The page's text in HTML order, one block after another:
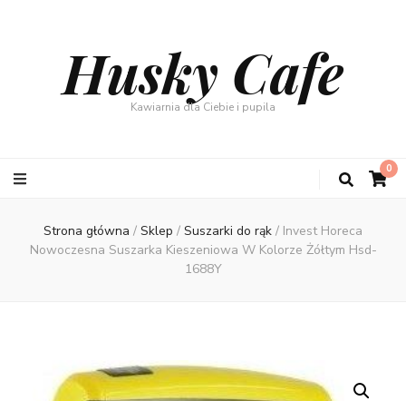
Husky Cafe
Kawiarnia dla Ciebie i pupila
0
Strona główna / Sklep / Suszarki do rąk / Invest Horeca
Nowoczesna Suszarka Kieszeniowa W Kolorze Żółtym Hsd-
1688Y